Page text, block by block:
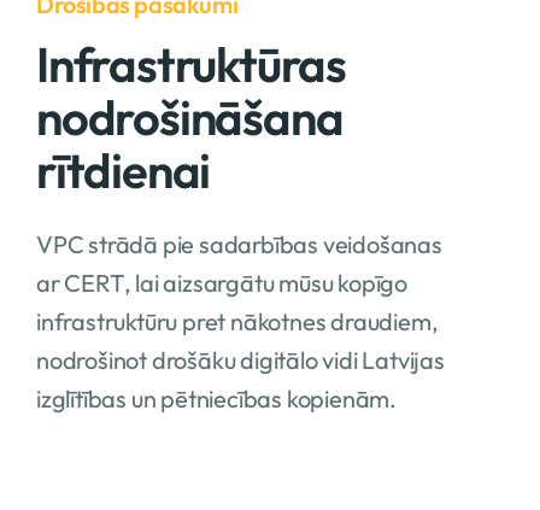
Infrastruktūras
nodrošināšana
rītdienai
VPC strādā pie sadarbības veidošanas
ar CERT, lai aizsargātu mūsu kopīgo
infrastruktūru pret nākotnes draudiem,
nodrošinot drošāku digitālo vidi Latvijas
izglītības un pētniecības kopienām.